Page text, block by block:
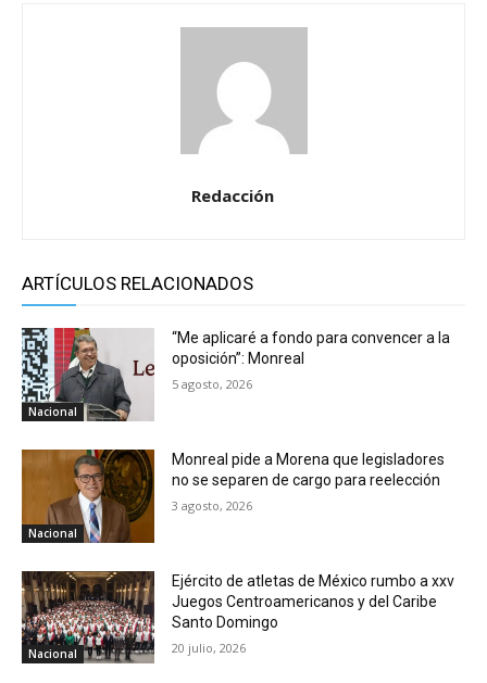
Redacción
ARTÍCULOS RELACIONADOS
Nacional
“Me aplicaré a fondo para convencer a la
oposición”: Monreal
5 agosto, 2026
Nacional
Monreal pide a Morena que legisladores
no se separen de cargo para reelección
3 agosto, 2026
Nacional
Ejército de atletas de México rumbo a xxv
Juegos Centroamericanos y del Caribe
Santo Domingo
20 julio, 2026